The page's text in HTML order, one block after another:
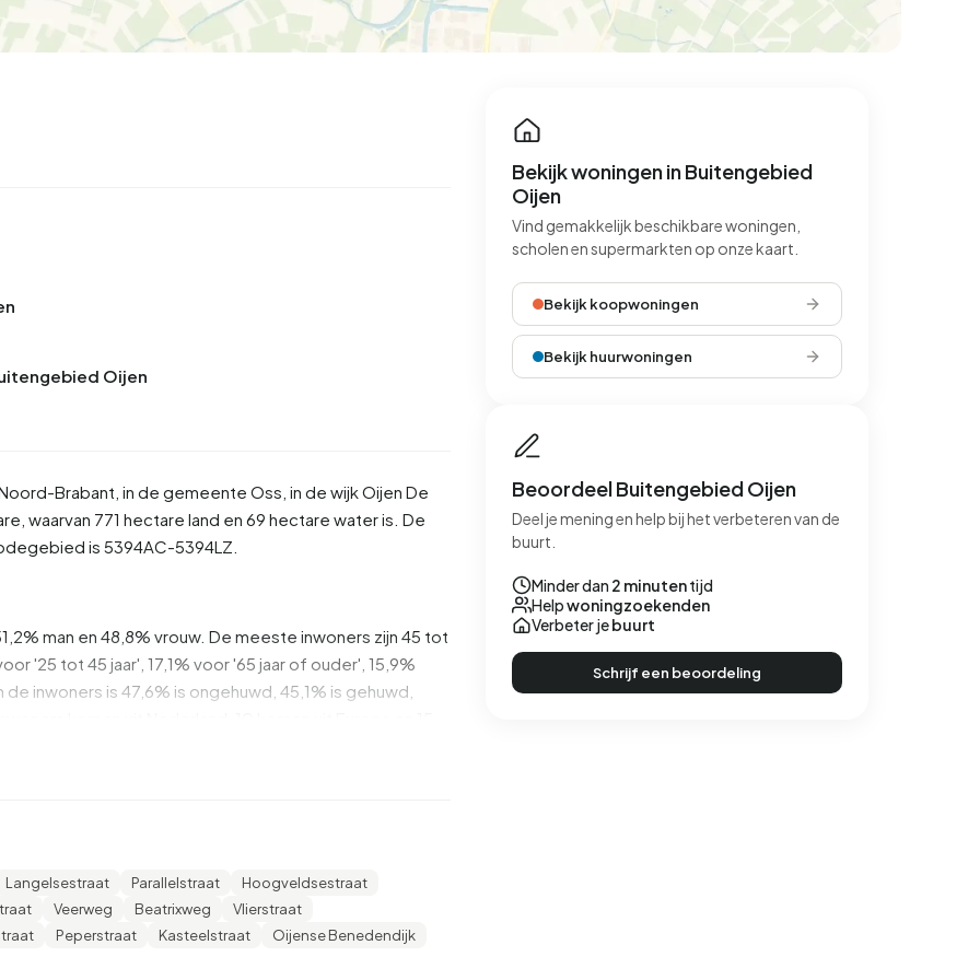
25
2-onder-1-kap
83
Vrijstaand
Kamers
Oijen
Brabant , in de gemeente Oss , in de wijkOijen De
waarvan 771 hectare land en 69 hectare water is. De
is 5394AC-5394LZ.
man en 48,8% vrouw. De meeste inwoners zijn 45 tot
'25 tot 45 jaar', 17,1% voor '65 jaar of ouder', 15,9%
inwoners is 47,6% is ongehuwd, 45,1% is gehuwd,
Het gemiddelde inkomen per inkomensontvanger is
gemiddelde van €35.800. Per inwoner ligt het
hoger is dan het nationale gemiddelde van €29.200.
opgeleid. 50,0% heeft HAVO, VWO of MBO
Langelsestraat Parallelstraat
Hoogveldsestraat
Veerweg Beatrixweg
Vlierstraat
Peperstraat Kasteelstraat
Oijense Benedendijk
Bekijk woningen in Buitengebied
Oijen
Vind gemakkelijk beschikbare woningen,
scholen en supermarkten op onze kaart.
Bekijk koopwoningen
Bekijk huurwoningen
Beoordeel Buitengebied Oijen
Deel je mening en help bij het verbeteren van de
buurt.
Minder dan 2 minutentijd
Helpwoningzoekenden
Verbeter jebuurt
Schrijf een beoordeling